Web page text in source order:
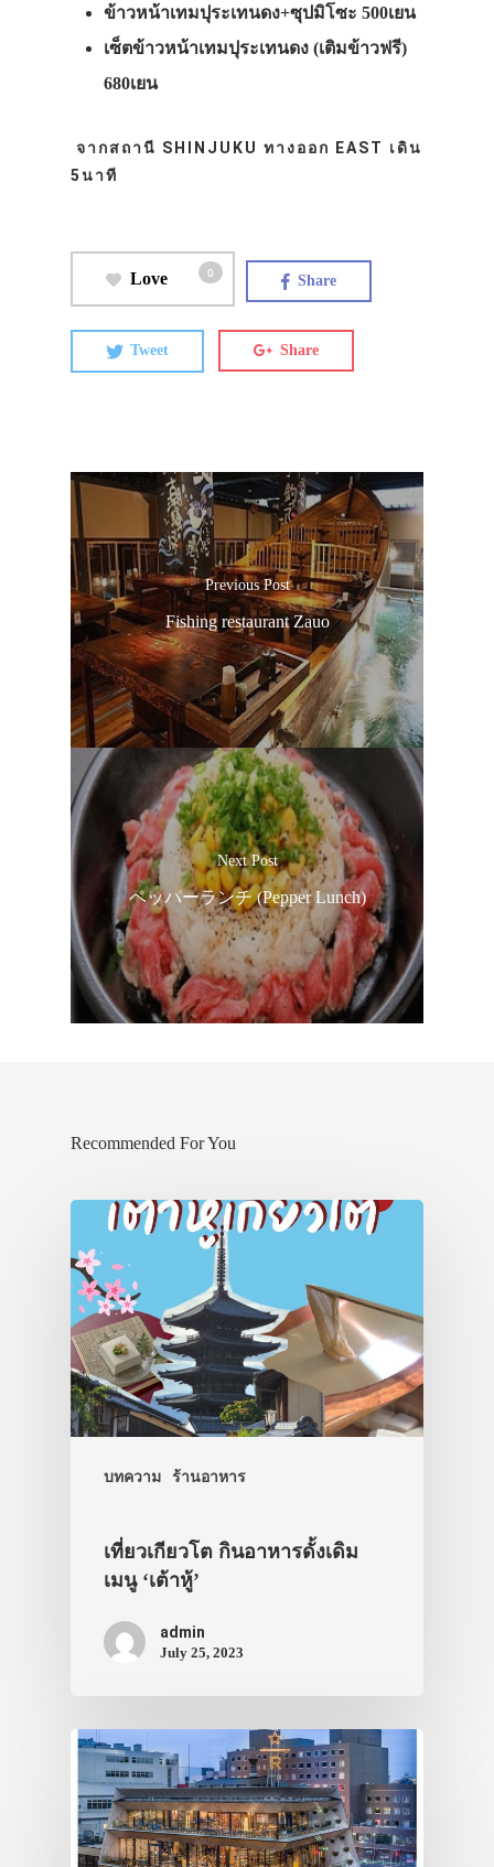
ข้าวหน้าเทมปุระเทนดง+ซุปมิโซะ 500เยน
เซ็ตข้าวหน้าเทมปุระเทนดง (เติมข้าวฟรี)
680เยน
จากสถานี SHINJUKU ทางออก EAST เดิน
5นาที
Love 0 Share
Tweet Share
Previous Post
Fishing restaurant Zauo
Next Post
ペッパーランチ (Pepper Lunch)
Recommended For You
บทความ ร้านอาหาร
เที่ยวเกียวโต กินอาหารดั้งเดิม
เมนู ‘เต้าหู้’
admin
July 25, 2023